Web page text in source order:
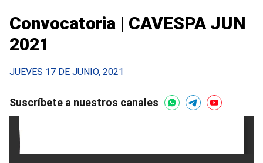
Convocatoria | CAVESPA JUN
2021
JUEVES 17 DE JUNIO, 2021
Suscríbete a nuestros canales